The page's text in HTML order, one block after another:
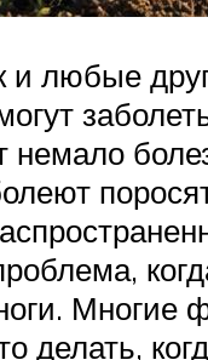
и любые
немало
Многие
делать,